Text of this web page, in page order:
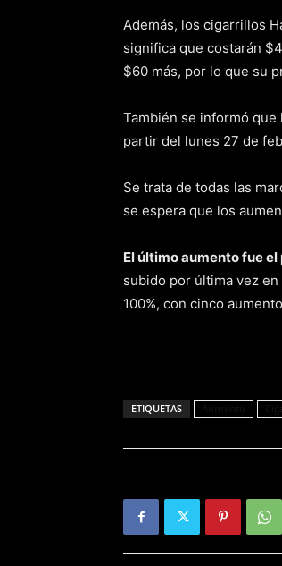
Además, los cigarrillos
significa que costarán
$60 más, por lo que su
También se informó que
partir del lunes 27 de
Se trata de todas las
se espera que los
El último aumento fue
subido por última vez
100%, con cinco
ETIQUETAS